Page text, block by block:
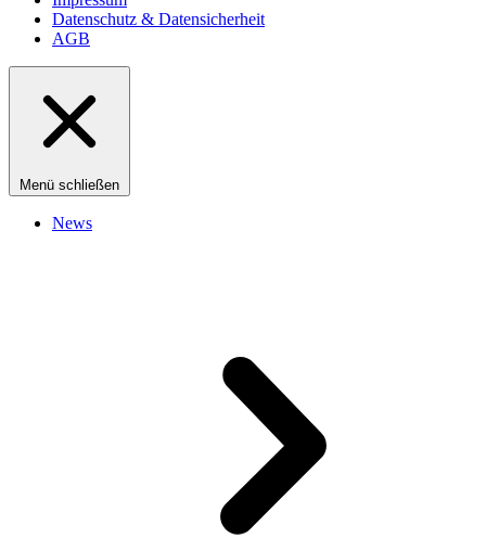
Datenschutz & Datensicherheit
AGB
Menü schließen
News